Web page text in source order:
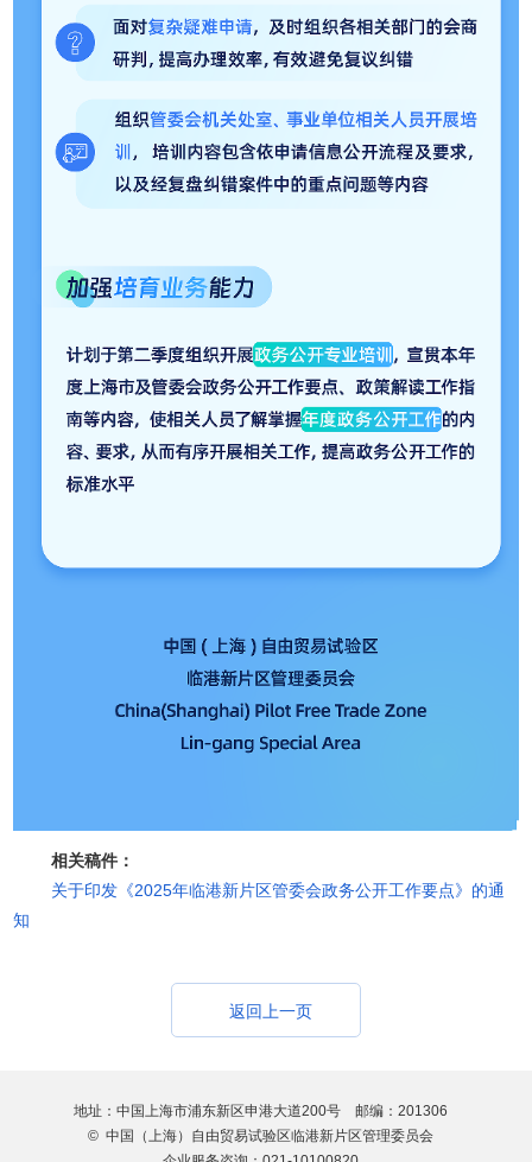
相关稿件：
关于印发《2025年临港新片区管委会政务公开工作要点》的通
知
返回上一页
地址：中国上海市浦东新区申港大道200号 邮编：201306
© 中国（上海）自由贸易试验区临港新片区管理委员会